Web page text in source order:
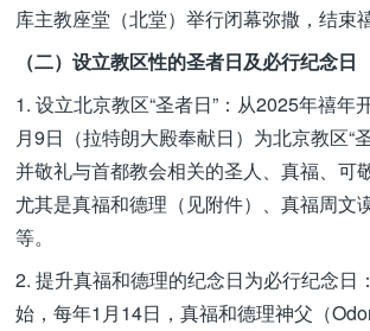
库主教座堂（北堂）举行闭幕弥撒，结束禧
（二）设立教区性的圣者日及必行纪念日
1. 设立北京教区“圣者日”：从2025年禧年
月9日（拉特朗大殿奉献日）为北京教区“
并敬礼与首都教会相关的圣人、真福、可
尤其是真福和德理（见附件）、真福周文
等。
2. 提升真福和德理的纪念日为必行纪念日
始，每年1月14日，真福和德理神父（